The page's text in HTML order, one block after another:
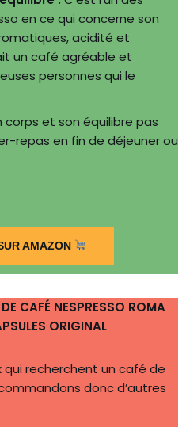
en ce qui concerne son
acidité et
un café agréable et
personnes qui le
et son équilibre pas
repas en fin de déjeuner ou
AMAZON
CAFÉ NESPRESSO ROMA
ORIGINAL
recherchent un café de
donc d’autres